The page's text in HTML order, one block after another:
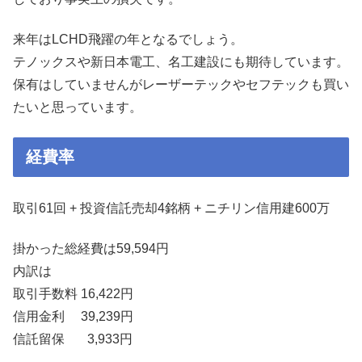
来年はLCHD飛躍の年となるでしょう。
テノックスや新日本電工、名工建設にも期待しています。
保有はしていませんがレーザーテックやセフテックも買い
たいと思っています。
経費率
取引61回 + 投資信託売却4銘柄 + ニチリン信用建600万
掛かった総経費は59,594円
内訳は
取引手数料 16,422円
信用金利 39,239円
信託留保 3,933円